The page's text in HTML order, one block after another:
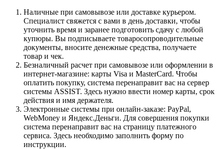
Наличные при самовывозе или доставке курьером.
Специалист свяжется с вами в день доставки, чтобы
уточнить время и заранее подготовить сдачу с любой
купюры. Вы подписываете товаросопроводительные
документы, вносите денежные средства, получаете
товар и чек.
Безналичный расчет при самовывозе или оформлении в
интернет-магазине: карты Visa и MasterCard. Чтобы
оплатить покупку, система перенаправит вас на сервер
системы ASSIST. Здесь нужно ввести номер карты, срок
действия и имя держателя.
Электронные системы при онлайн-заказе: PayPal,
WebMoney и Яндекс.Деньги. Для совершения покупки
система перенаправит вас на страницу платежного
сервиса. Здесь необходимо заполнить форму по
инструкции.